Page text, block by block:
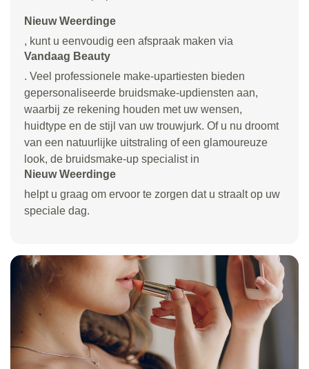
Nieuw Weerdinge
, kunt u eenvoudig een afspraak maken via
Vandaag Beauty
. Veel professionele make-upartiesten bieden
gepersonaliseerde bruidsmake-updiensten aan,
waarbij ze rekening houden met uw wensen,
huidtype en de stijl van uw trouwjurk. Of u nu droomt
van een natuurlijke uitstraling of een glamoureuze
look, de bruidsmake-up specialist in
Nieuw Weerdinge
helpt u graag om ervoor te zorgen dat u straalt op uw
speciale dag.